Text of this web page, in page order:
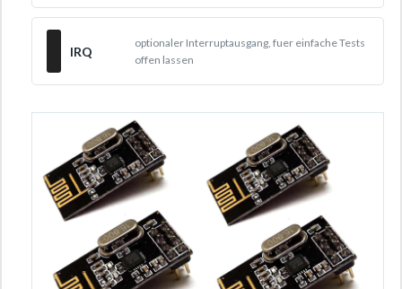
IRQ
optionaler Interruptausgang, fuer einfache Tests
offen lassen